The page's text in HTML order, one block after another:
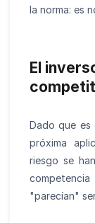
la norma: es
El
Dado que es
próxima
riesgo se
"parecían"